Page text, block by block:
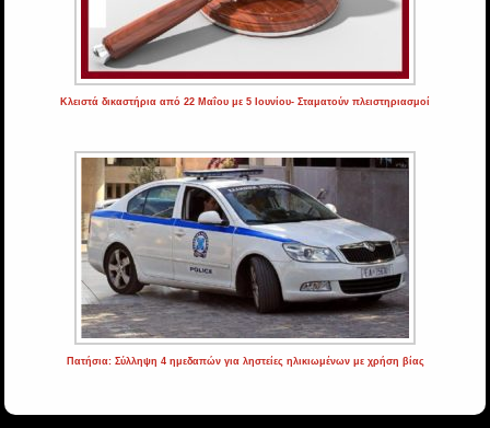
Κλειστά δικαστήρια από 22 Μαΐου με 5 Ιουνίου- Σταματούν πλειστηριασμοί
Πατήσια: Σύλληψη 4 ημεδαπών για ληστείες ηλικιωμένων με χρήση βίας